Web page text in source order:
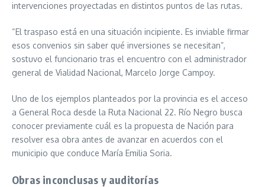
intervenciones proyectadas en distintos puntos de las rutas.
“El traspaso está en una situación incipiente. Es inviable firmar
esos convenios sin saber qué inversiones se necesitan”,
sostuvo el funcionario tras el encuentro con el administrador
general de Vialidad Nacional, Marcelo Jorge Campoy.
Uno de los ejemplos planteados por la provincia es el acceso
a General Roca desde la Ruta Nacional 22. Río Negro busca
conocer previamente cuál es la propuesta de Nación para
resolver esa obra antes de avanzar en acuerdos con el
municipio que conduce María Emilia Soria.
Obras inconclusas y auditorías